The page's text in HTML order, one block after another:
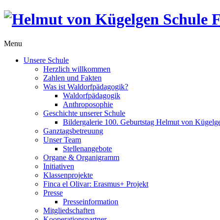
Menu
Unsere Schule
Herzlich willkommen
Zahlen und Fakten
Was ist Waldorfpädagogik?
Waldorfpädagogik
Anthroposophie
Geschichte unserer Schule
Bildergalerie 100. Geburtstag Helmut von
Ganztagsbetreuung
Unser Team
Stellenangebote
Organe & Organigramm
Initiativen
Klassenprojekte
Finca el Olivar: Erasmus+ Projekt
Presse
Presseinformation
Mitgliedschaften